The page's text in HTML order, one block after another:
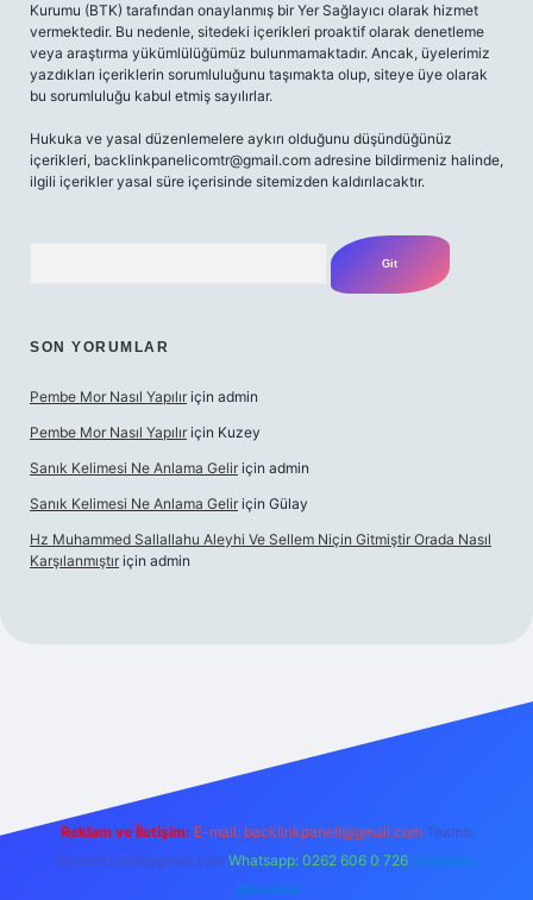
Kurumu (BTK) tarafından onaylanmış bir Yer Sağlayıcı olarak hizmet
vermektedir. Bu nedenle, sitedeki içerikleri proaktif olarak denetleme
veya araştırma yükümlülüğümüz bulunmamaktadır. Ancak, üyelerimiz
yazdıkları içeriklerin sorumluluğunu taşımakta olup, siteye üye olarak
bu sorumluluğu kabul etmiş sayılırlar.
Hukuka ve yasal düzenlemelere aykırı olduğunu düşündüğünüz
içerikleri, backlinkpanelicomtr@gmail.com adresine bildirmeniz halinde,
ilgili içerikler yasal süre içerisinde sitemizden kaldırılacaktır.
SON YORUMLAR
Pembe Mor Nasıl Yapılır için admin
Pembe Mor Nasıl Yapılır için Kuzey
Sanık Kelimesi Ne Anlama Gelir için admin
Sanık Kelimesi Ne Anlama Gelir için Gülay
Hz Muhammed Sallallahu Aleyhi Ve Sellem Niçin Gitmiştir Orada Nasıl
Karşılanmıştır için admin
Reklam ve İletişim: E-mail: backlinkpaneli@gmail.com Teams:
forumhizmeti@gmail.com Whatsapp: 0262 606 0 726 Telegram:
@karabul